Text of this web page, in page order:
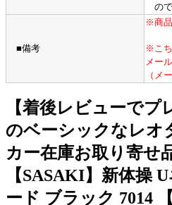
ので
■備考
※商
※こ
メー
（メ
【着後レビューで
のベーシックなレオ
カー在庫お取り寄せ
【SASAKI】新体操
ード ブラック 7014